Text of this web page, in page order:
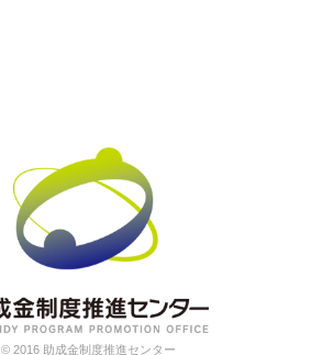
© 2016 助成金制度推進センター